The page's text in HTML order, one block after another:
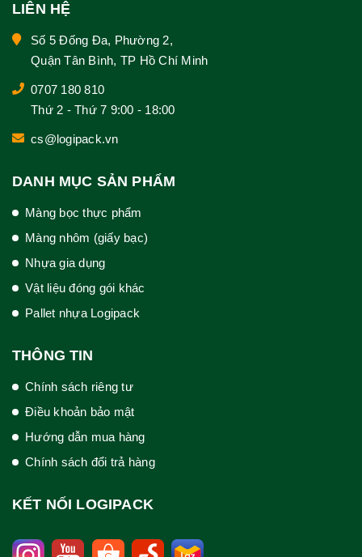
LIÊN HỆ
Số 5 Đống Đa, Phường 2,
Quận Tân Bình, TP Hồ Chí Minh
0707 180 810
Thứ 2 - Thứ 7 9:00 - 18:00
cs@logipack.vn
DANH MỤC SẢN PHẨM
Màng bọc thực phẩm
Màng nhôm (giấy bạc)
Nhựa gia dụng
Vật liệu đóng gói khác
Pallet nhựa Logipack
THÔNG TIN
Chính sách riêng tư
Điều khoản bảo mật
Hướng dẫn mua hàng
Chính sách đổi trả hàng
KẾT NỐI LOGIPACK